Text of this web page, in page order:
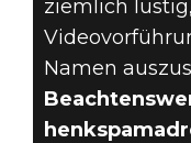
ziemlich
Namen